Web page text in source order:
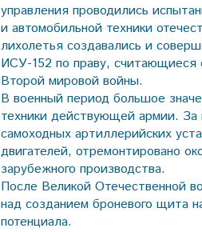
управления проводились
и автомобильной техники
лихолетья создавались и
ИСУ-152 по праву, считающиеся
Второй мировой войны.
В военный период большое
техники действующей армии. За
самоходных артиллерийских
двигателей, отремонтировано
зарубежного производства.
После Великой Отечественной
над созданием броневого щита
потенциала.